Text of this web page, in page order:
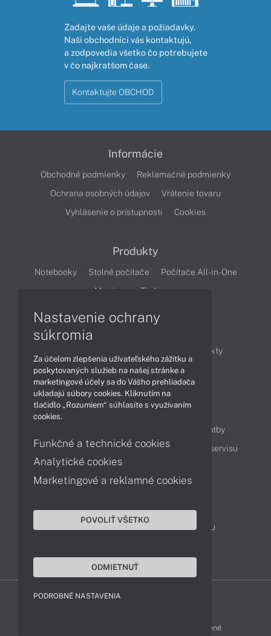
Zadajte vaše údaje a požiadavky.
Naši obchodníci vás kontaktujú,
a zodpovedia všetko čo potrebujete
v čo najkratšom čase.
Kontaktujte OBCHOD
Informácie
Obchodné podmienky
Reklamačné podmienky
Ochrana osobných údajov
Vrátenie tovaru
Vyhlásenie o prístupnosti
Cookies
Produkty
Notebooky Stolné počítače
Počítače All-in-One
Monitory
Tlačiarne
Produkty
Technológie
Videá
Obsah
Možnosti doručenia a platby
Podpora a servis
Servisné služby Cenník servisu
Kontakty
043 4224 771
Obchodné oddelenie
Reklamácia tovaru
HP-SHOP © 2012 - 2026 Všetky práva vyhradené
Nastavenie ochrany
súkromia
Za účelom zlepšenia užívateľského zážitku a
poskytovaných služieb na našej stránke a
marketingové účely sa do Vášho prehliadača
ukladajú súbory cookies. Kliknutím na
tlačidlo „Rozumiem“ súhlasíte s využívaním
cookies.
Funkčné a technické cookies
Analytické cookies
Marketingové a reklamné cookies
POVOLIŤ VŠETKO
ODMIETNUŤ
PODROBNÉ NASTAVENIA